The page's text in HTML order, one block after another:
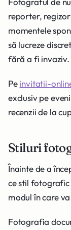
reporter,
momentele
să lucreze
fără a fi invaziv.
Pe invitatii-
exclusiv pe
recenzii de la
Stiluri
Înainte de a
ce stil
modul în care
Fotografia